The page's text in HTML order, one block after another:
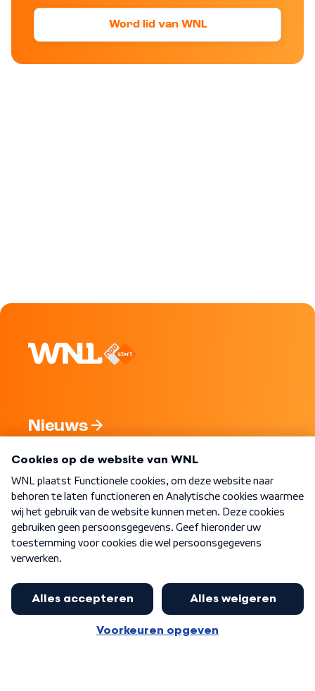
Word lid van WNL
Nieuws
Nieuwsbrief
Word Lid